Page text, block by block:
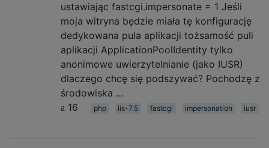
ustawiając fastcgi.impersonate = 1 Jeśli
moja witryna będzie miała tę konfigurację
dedykowana pula aplikacji tożsamość puli
aplikacji ApplicationPoolIdentity tylko
anonimowe uwierzytelnianie (jako IUSR)
dlaczego chcę się podszywać? Pochodzę z
środowiska …
16
php iis-7.5 fastcgi impersonation iusr